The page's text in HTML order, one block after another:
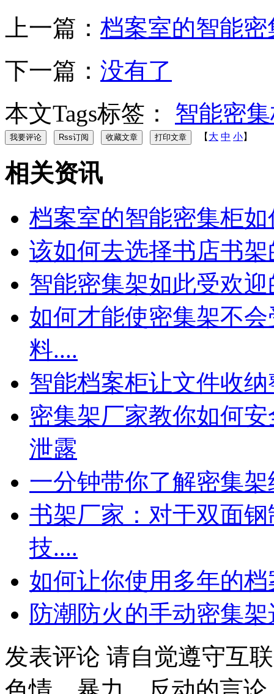
上一篇： 档案室的智能
下一篇： 没有了
本文Tags标签：
智能密
【 大 中 小】
相关资讯
档案室的智能密集柜
该如何去选择书店书
智能密集架如此受欢
如何才能使密集架不
料....
智能档案柜让文件收
密集架厂家教你如何
泄露
一分钟带你了解密集
书架厂家：对于双面
技....
如何让你使用多年的
防潮防火的手动密集
发表评论 请自觉遵守互